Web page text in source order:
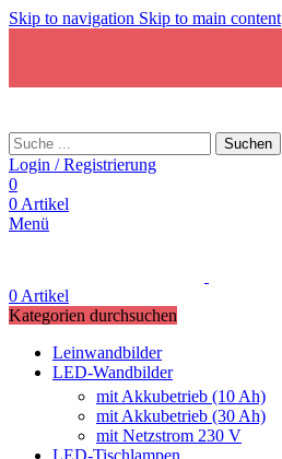
Skip to navigation Skip to main content
Suchen
Login / Registrierung
0
0 Artikel
Menü
0 Artikel
Kategorien durchsuchen
Leinwandbilder
LED-Wandbilder
mit Akkubetrieb (10 Ah)
mit Akkubetrieb (30 Ah)
mit Netzstrom 230 V
LED-Tischlampen